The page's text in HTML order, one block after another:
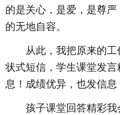
的是关心，是爱，是尊
的无地自容。
从此，我把原来的
状式短信，学生课堂发
息！成绩优异，也发信息
孩子课堂回答精彩